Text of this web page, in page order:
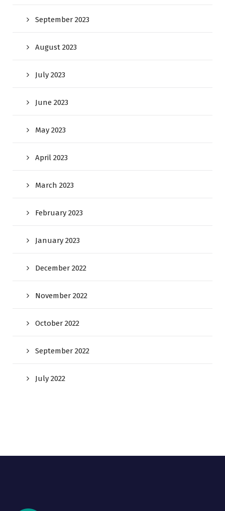
September 2023
August 2023
July 2023
June 2023
May 2023
April 2023
March 2023
February 2023
January 2023
December 2022
November 2022
October 2022
September 2022
July 2022